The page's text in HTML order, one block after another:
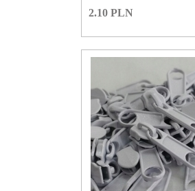
2.10 PLN